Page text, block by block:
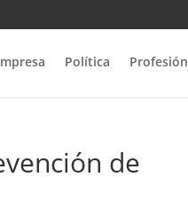
Política Profesión
de